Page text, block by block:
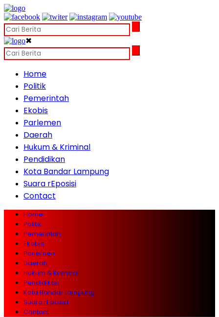
✖
Home
Politik
Pemerintah
Ekobis
Parlemen
Daerah
Hukum & Kriminal
Pendidikan
Kota Bandar Lampung
Suara rEposisi
Contact
Home
Politik
Pemerintah
Ekobis
Parlemen
Daerah
Hukum & Kriminal
Pendidikan
Kota Bandar Lampung
Suara rEposisi
Contact